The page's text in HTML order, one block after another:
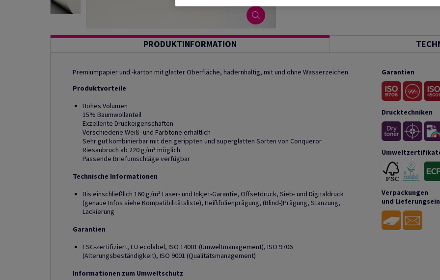
PRODUKTINFORMATION
Premiumpapier und -karton mit glatter Oberfläche, hadernhaltig, mit und ohne Wasserzeichen
Produktvorteile
Hohes Volumen
15% Baumwollanteil
Exzellente Druckeigenschaften
Verschiedene Weiß- und Farbtöne erhältlich
Sehr gut kombinierbar mit den gerippten und superglatten Sorten von Conqueror
Riesanbruch ab 220 g/m² möglich
Passende Briefumschläge verfügbar
Technische Informationen
Bis einschließlich 160 g/m² Laser- und Inkjet-Garantie, Offsetdruck, Sieb- und Digitaldruck
(genaue Infos siehe Kompatibilitätsliste), Heißfolienprägung, (Blind-)Prägung, Stanzung,
Lackierung
Garantien
FSC-zertifiziert, EU ecolabel, ISO 14001 (Umweltmanagement), ISO 9706
(Alterungsbeständigkeit), ISO 9001 (Qualitätsmanagement)
Informationen zum Umweltschutz
Garantien
Drucktechniken
Verpackungen
und